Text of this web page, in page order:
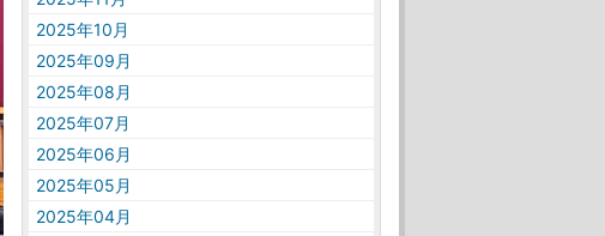
2025年10月
2025年09月
2025年08月
2025年07月
2025年06月
2025年05月
2025年04月